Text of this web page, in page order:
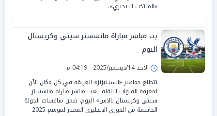
«المنتخب النيجيري».
بث مباشر مباراة مانشستر سيتي وكريستال
اليوم
الأحد 14/ديسمبر/2025 - 04:19 م
تتطلع جماهير «السيتيزنز» العريقة في كل مكان الآن
لمعرفة القنوات الناقلة لـ«بث مباشر مباراة مانشستر
سيتي وكريستال بالاس» اليوم، ضمن منافسات الجولة
الحاسمة من الدوري الإنجليزي الممتاز لموسم 2025-